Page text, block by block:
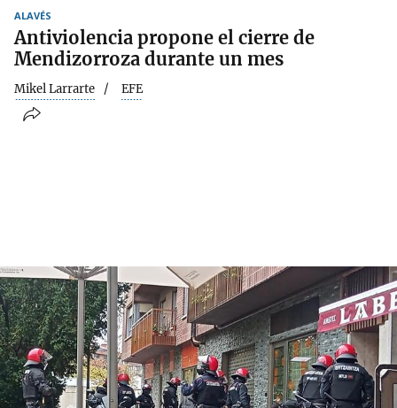
ALAVÉS
Antiviolencia propone el cierre de
Mendizorroza durante un mes
Mikel Larrarte EFE